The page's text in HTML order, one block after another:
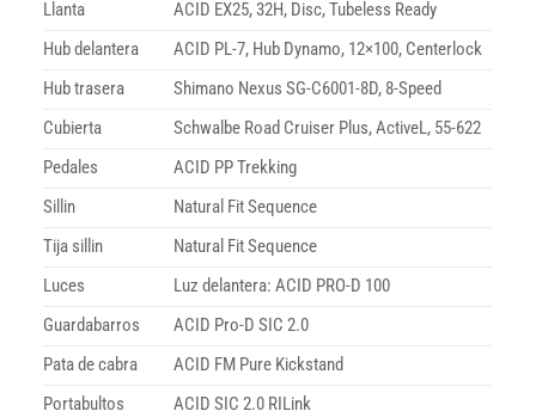
Llanta
ACID EX25, 32H, Disc, Tubeless Ready
Hub delantera
ACID PL-7, Hub Dynamo, 12×100, Centerlock
Hub trasera
Shimano Nexus SG-C6001-8D, 8-Speed
Cubierta
Schwalbe Road Cruiser Plus, ActiveL, 55-622
Pedales
ACID PP Trekking
Sillin
Natural Fit Sequence
Tija sillin
Natural Fit Sequence
Luces
Luz delantera: ACID PRO-D 100
Guardabarros
ACID Pro-D SIC 2.0
Pata de cabra
ACID FM Pure Kickstand
Portabultos
ACID SIC 2.0 RILink